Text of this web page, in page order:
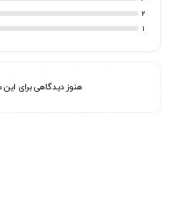
2
1
هنوز دیدگاهی برای